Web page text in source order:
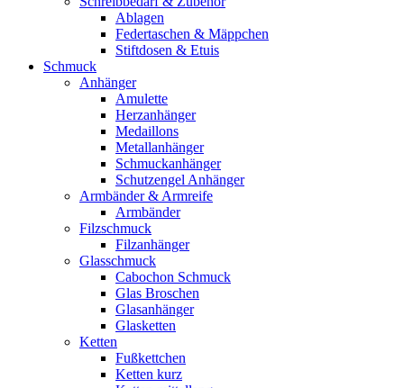
Ablagen
Federtaschen & Mäppchen
Stiftdosen & Etuis
Schmuck
Anhänger
Amulette
Herzanhänger
Medaillons
Metallanhänger
Schmuckanhänger
Schutzengel Anhänger
Armbänder & Armreife
Armbänder
Filzschmuck
Filzanhänger
Glasschmuck
Cabochon Schmuck
Glas Broschen
Glasanhänger
Glasketten
Ketten
Fußkettchen
Ketten kurz